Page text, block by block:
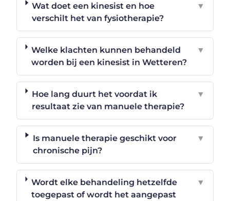
Wat doet een kinesist en hoe
verschilt het van fysiotherapie?
▼
Welke klachten kunnen behandeld
worden bij een kinesist in Wetteren?
▼
Hoe lang duurt het voordat ik
resultaat zie van manuele therapie?
▼
Is manuele therapie geschikt voor
chronische pijn?
▼
Wordt elke behandeling hetzelfde
toegepast of wordt het aangepast
▼